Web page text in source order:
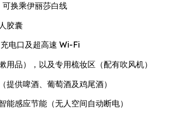
换乘伊丽莎白线
胶囊
电口及超高速 Wi-Fi
品），以及专用梳妆区（配有吹风机）
供啤酒、葡萄酒及鸡尾酒）
感应节能（无人空间自动断电）